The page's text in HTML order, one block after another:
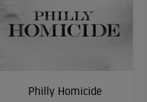
Philly Homicide